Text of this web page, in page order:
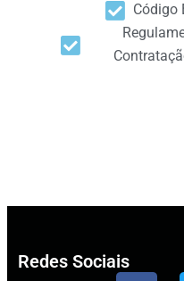
Código
Redes Sociais